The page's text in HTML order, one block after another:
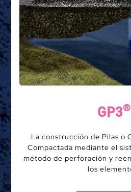
GP3®
La construcción de Pilas o
Compactada mediante el
método de perforación y
los